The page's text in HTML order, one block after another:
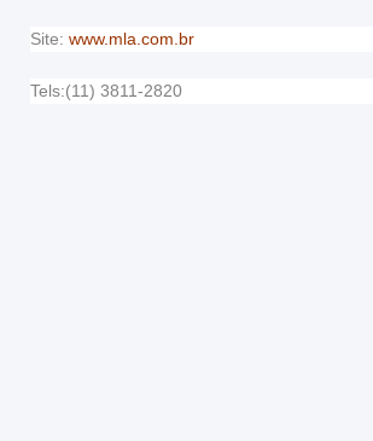
Site: www.mla.com.br
Tels:(11) 3811-2820